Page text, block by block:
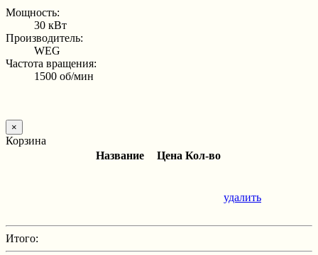
Мощность:
30 кВт
Производитель:
WEG
Частота вращения:
1500 об/мин
×
Корзина
Название
Цена Кол-во
удалить
Итого: